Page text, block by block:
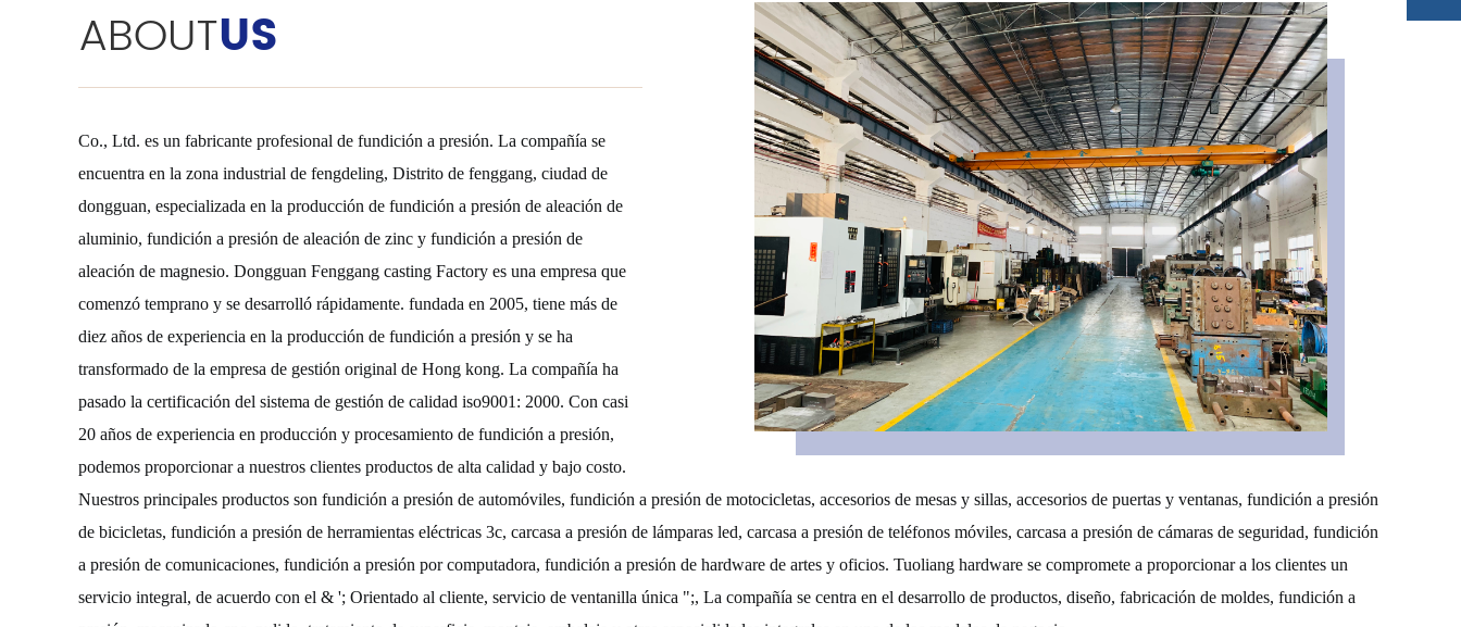
ABOUTUS
Co., Ltd. es un fabricante profesional de fundición a presión. La compañía se
encuentra en la zona industrial de fengdeling, Distrito de fenggang, ciudad de
dongguan, especializada en la producción de fundición a presión de aleación de
aluminio, fundición a presión de aleación de zinc y fundición a presión de
aleación de magnesio. Dongguan Fenggang casting Factory es una empresa que
comenzó temprano y se desarrolló rápidamente. fundada en 2005, tiene más de
diez años de experiencia en la producción de fundición a presión y se ha
transformado de la empresa de gestión original de Hong kong. La compañía ha
pasado la certificación del sistema de gestión de calidad iso9001: 2000. Con casi
20 años de experiencia en producción y procesamiento de fundición a presión,
podemos proporcionar a nuestros clientes productos de alta calidad y bajo costo.
Nuestros principales productos son fundición a presión de automóviles, fundición a presión de motocicletas, accesorios de mesas y sillas, accesorios de puertas y ventanas, fundición a presión
de bicicletas, fundición a presión de herramientas eléctricas 3c, carcasa a presión de lámparas led, carcasa a presión de teléfonos móviles, carcasa a presión de cámaras de seguridad, fundición
a presión de comunicaciones, fundición a presión por computadora, fundición a presión de hardware de artes y oficios. Tuoliang hardware se compromete a proporcionar a los clientes un
servicio integral, de acuerdo con el & '; Orientado al cliente, servicio de ventanilla única ";, La compañía se centra en el desarrollo de productos, diseño, fabricación de moldes, fundición a